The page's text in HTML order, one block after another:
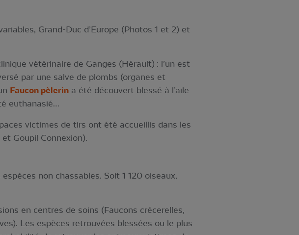
Grand-Duc d’Europe (Photos 1 et 2) et
vétérinaire de Ganges (Hérault) : l’un est
par une salve de plombs (organes et
Faucon pèlerina été découvert blessé à l’aile
euthanasié…
victimes de tirs ont été accueillis dans les
Goupil Connexion).
non chassables. Soit 1 120 oiseaux,
en centres de soins (Faucons crécerelles,
Les espèces retrouvées blessées ou le plus